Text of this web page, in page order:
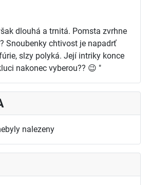
dlouhá a trnitá. Pomsta zvrhne
Snoubenky chtivost je napadrť
slzy polyká. Její intriky konce
nakonec vyberou?? 😉 "
nalezeny